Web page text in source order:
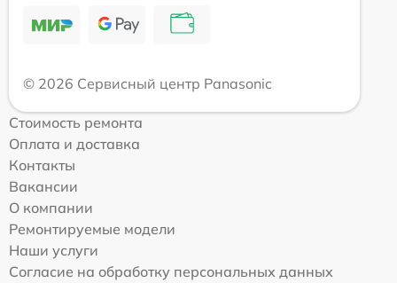
© 2026 Сервисный центр Panasonic
Стоимость ремонта
Оплата и доставка
Контакты
Вакансии
О компании
Ремонтируемые модели
Наши услуги
Согласие на обработку персональных данных